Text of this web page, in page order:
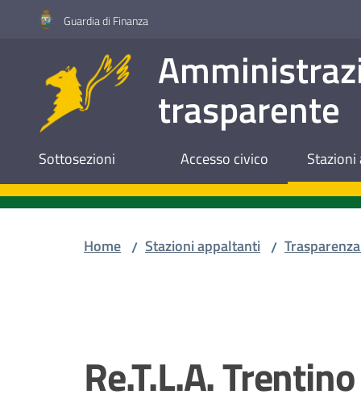
Vai al contenuto
Vai alla navigazione
Vai al footerGuardia di Finanza
trasparente
Sottosezioni Accesso civico
Home / Stazioni appaltanti /
Re.T.L.A.